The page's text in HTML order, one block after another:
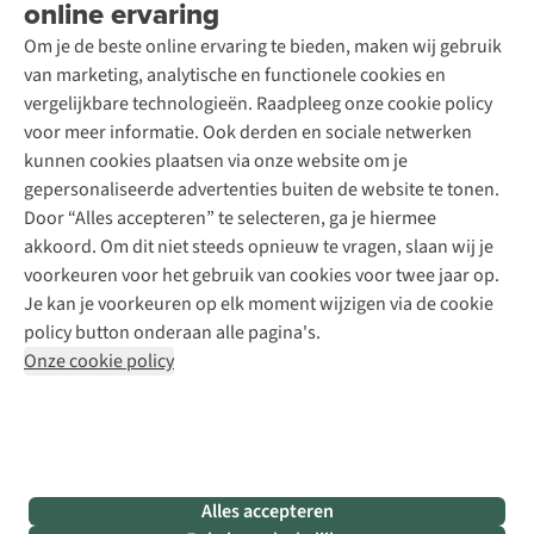
online ervaring
Om je de beste online ervaring te bieden, maken wij gebruik
van marketing, analytische en functionele cookies en
vergelijkbare technologieën. Raadpleeg onze cookie policy
voor meer informatie. Ook derden en sociale netwerken
kunnen cookies plaatsen via onze website om je
gepersonaliseerde advertenties buiten de website te tonen.
Door “Alles accepteren” te selecteren, ga je hiermee
akkoord. Om dit niet steeds opnieuw te vragen, slaan wij je
voorkeuren voor het gebruik van cookies voor twee jaar op.
Je kan je voorkeuren op elk moment wijzigen via de cookie
policy button onderaan alle pagina's.
Onze cookie policy
Alles accepteren
Contact
Toegankelijkheidsverklaring
Schoenonderhoud
Schoenherstelling
Kledingherstelling
Retouches
Voor bedrijven
Podcast
Explore Academy
Explore Camp
Gear Check
Inspiratie & advies
Meld je aan voor de nieuwsbrief
Follow us
Disclaimer Privacy Policy
Algemene voorwaarden
Cookie Policy